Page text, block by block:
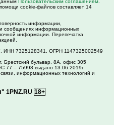
cookie-файлов составляет 14
информации,
сообщениях информационных
информации. Перепечатка
7325128341, ОГРН 1147325002549
Брестский бульвар, 8А, офис 305
77 – 75998 выдано 13.06.2019г.
информационных технологий и
1PNZ.RU 18+